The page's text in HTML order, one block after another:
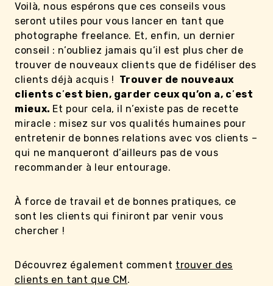
Voilà, nous espérons que ces conseils vous
seront utiles pour vous lancer en tant que
photographe freelance. Et, enfin, un dernier
conseil : n’oubliez jamais qu’il est plus cher de
trouver de nouveaux clients que de fidéliser des
clients déjà acquis ! Trouver de nouveaux
clients c’est bien, garder ceux qu’on a, c’est
mieux. Et pour cela, il n’existe pas de recette
miracle : misez sur vos qualités humaines pour
entretenir de bonnes relations avec vos clients –
qui ne manqueront d’ailleurs pas de vous
recommander à leur entourage.
À force de travail et de bonnes pratiques, ce
sont les clients qui finiront par venir vous
chercher !
Découvrez également comment trouver des
clients en tant que CM.